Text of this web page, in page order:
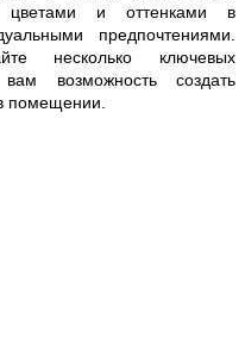
цветами и оттенками в
предпочтениями.
несколько ключевых
возможность создать
помещении.